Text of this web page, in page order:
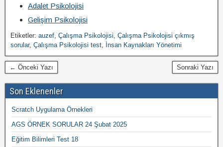
Adalet Psikolojisi
Gelişim Psikolojisi
Etiketler: auzef, Çalışma Psikolojisi, Çalışma Psikolojisi çıkmış
sorular, Çalışma Psikolojisi test, İnsan Kaynakları Yönetimi
← Önceki Yazı Sonraki Yazı
Son Eklenenler
Scratch Uygulama Örnekleri
AGS ÖRNEK SORULAR 24 Şubat 2025
Eğitim Bilimleri Test 18